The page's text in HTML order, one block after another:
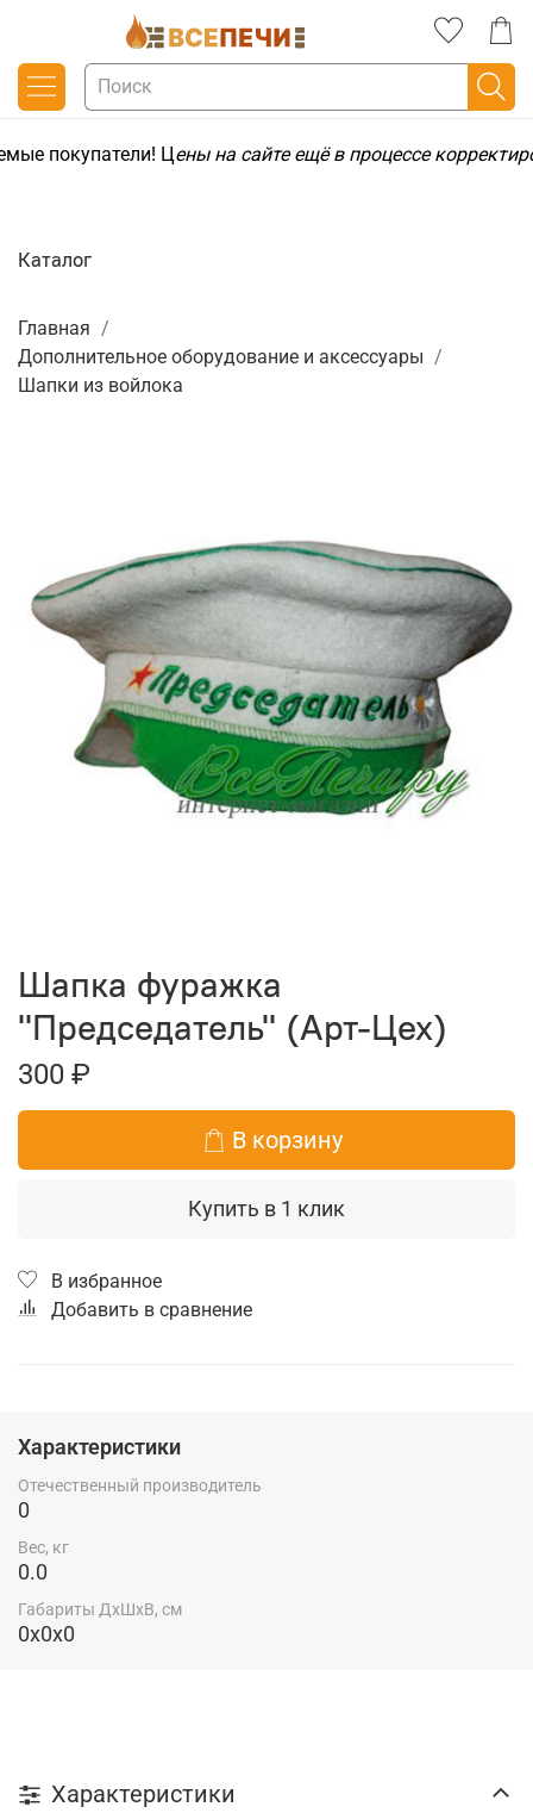
покупатели! Цены на сайте ещё в процессе
Главная
Дополнительное оборудование и аксессуары
Шапки из войлока
Шапка фуражка
"Председатель" (Арт-Цех)
300 ₽
В корзину
Купить в 1 клик
В избранное
Добавить в сравнение
Характеристики
Отечественный производитель
0
Вес, кг
0.0
Габариты ДхШхВ, см
0x0x0
Характеристики
Каталог